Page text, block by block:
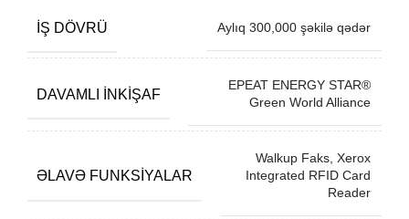
İŞ DÖVRÜ Aylıq 300,000 şəkilə qədər
DAVAMLI INKIŞAF
EPEAT ENERGY STAR®
Green World Alliance
ƏLAVƏ FUNKSIYALAR
Walkup Faks, Xerox
Integrated RFID Card
Reader